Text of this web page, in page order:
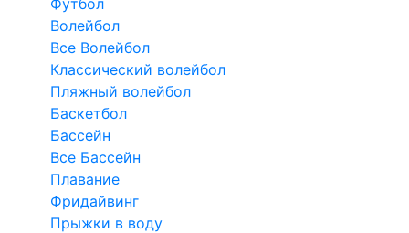
Футбол
Волейбол
Все Волейбол
Классический волейбол
Пляжный волейбол
Баскетбол
Бассейн
Все Бассейн
Плавание
Фридайвинг
Прыжки в воду